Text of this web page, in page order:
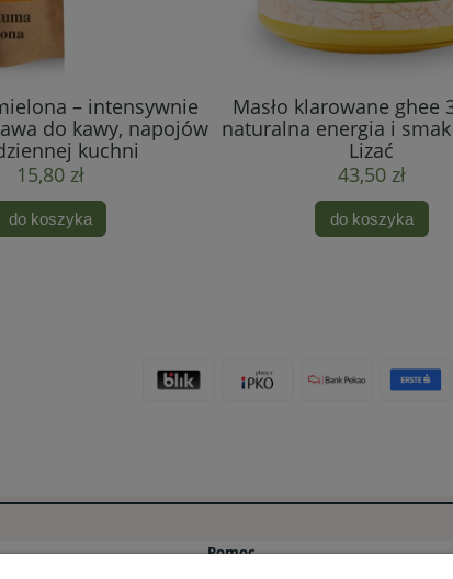
– intensywnie
do kawy, napojów
kuchni
15,80 zł
do koszyka
Masło klarowane ghee
naturalna energia i
Lizać
43,50 zł
do koszyka
Pomoc